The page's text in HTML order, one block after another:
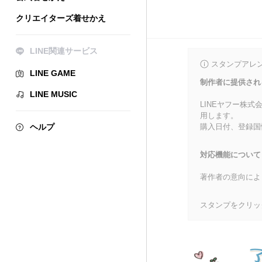
クリエイターズ着せかえ
LINE関連サービス
LINE GAME
LINE MUSIC
ヘルプ
スタンプアレ
制作者に提供さ
LINEヤフー株式
用します。
購入日付、登録
対応機能について
著作者の意向に
スタンプをクリ